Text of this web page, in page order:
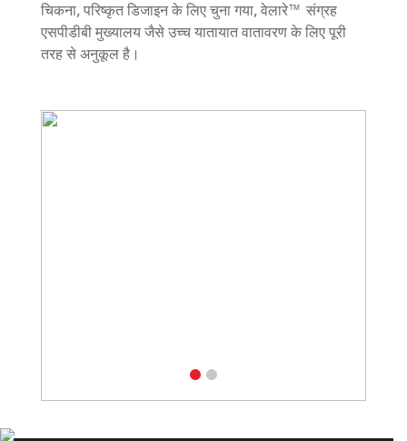
चिकना, परिष्कृत डिजाइन के लिए चुना गया, वेलारे™ संग्रह
एसपीडीबी मुख्यालय जैसे उच्च यातायात वातावरण के लिए पूरी
तरह से अनुकूल है।